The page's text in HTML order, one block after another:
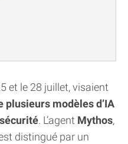
et le 28 juillet, visaient
plusieurs modèles d’IA
. L’agent Mythos,
distingué par un